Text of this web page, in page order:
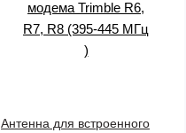
Антенна для встроенного